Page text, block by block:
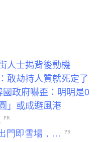
人士揭背後動機
敢劫持人質就死定了
政府嚇歪：明明是0
」或成避風港